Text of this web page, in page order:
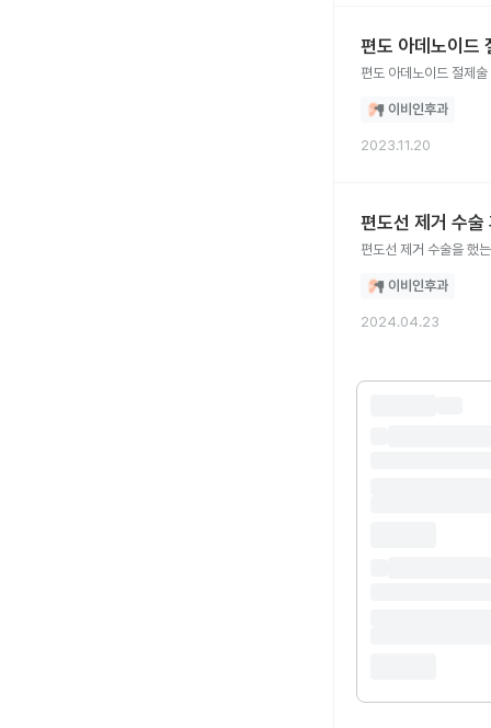
편도 아데노이드
편도 아데노이드 절제
이비인후과
2023.11.20
편도선 제거 수
편도선 제거 수술을 했
이비인후과
2024.04.23